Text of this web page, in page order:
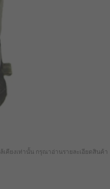
คียงเท่านั้น กรุณาอ่านรายละเอียดสินค้า